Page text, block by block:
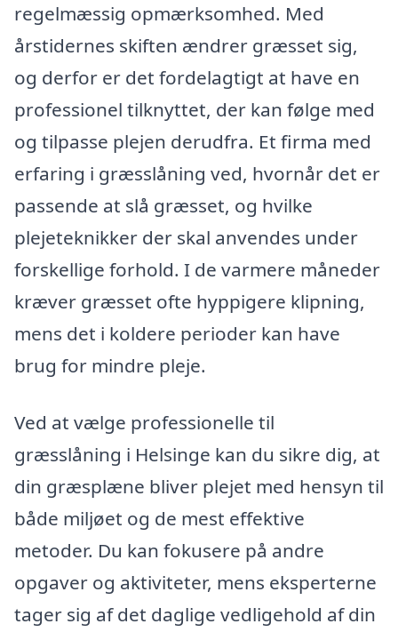
regelmæssig opmærksomhed. Med
årstidernes skiften ændrer græsset sig,
og derfor er det fordelagtigt at have en
professionel tilknyttet, der kan følge med
og tilpasse plejen derudfra. Et firma med
erfaring i græsslåning ved, hvornår det er
passende at slå græsset, og hvilke
plejeteknikker der skal anvendes under
forskellige forhold. I de varmere måneder
kræver græsset ofte hyppigere klipning,
mens det i koldere perioder kan have
brug for mindre pleje.
Ved at vælge professionelle til
græsslåning i Helsinge kan du sikre dig, at
din græsplæne bliver plejet med hensyn til
både miljøet og de mest effektive
metoder. Du kan fokusere på andre
opgaver og aktiviteter, mens eksperterne
tager sig af det daglige vedligehold af din